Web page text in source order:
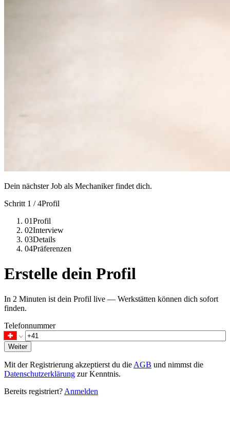
Dein nächster Job als Mechaniker findet dich.
Schritt 1 / 4Profil
01Profil
02Interview
03Details
04Präferenzen
Erstelle dein Profil
In 2 Minuten ist dein Profil live — Werkstätten können dich sofort
finden.
Telefonnummer
Weiter
Mit der Registrierung akzeptierst du die AGB und nimmst die
Datenschutzerklärung zur Kenntnis.
Bereits registriert? Anmelden